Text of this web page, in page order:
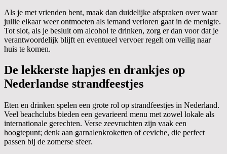
Als je met vrienden bent, maak dan duidelijke afspraken over waar
jullie elkaar weer ontmoeten als iemand verloren gaat in de menigte.
Tot slot, als je besluit om alcohol te drinken, zorg er dan voor dat je
verantwoordelijk blijft en eventueel vervoer regelt om veilig naar
huis te komen.
De lekkerste hapjes en drankjes op
Nederlandse strandfeestjes
Eten en drinken spelen een grote rol op strandfeestjes in Nederland.
Veel beachclubs bieden een gevarieerd menu met zowel lokale als
internationale gerechten. Verse zeevruchten zijn vaak een
hoogtepunt; denk aan garnalenkroketten of ceviche, die perfect
passen bij de zomerse sfeer.